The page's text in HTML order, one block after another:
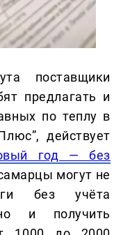
поставщики
предлагать и
по теплу в
действует
год — без
могут не
без учёта
и получить